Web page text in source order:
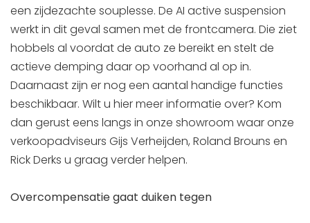
een zijdezachte souplesse. De AI active suspension
werkt in dit geval samen met de frontcamera. Die ziet
hobbels al voordat de auto ze bereikt en stelt de
actieve demping daar op voorhand al op in.
Daarnaast zijn er nog een aantal handige functies
beschikbaar. Wilt u hier meer informatie over? Kom
dan gerust eens langs in onze showroom waar onze
verkoopadviseurs Gijs Verheijden, Roland Brouns en
Rick Derks u graag verder helpen.
Overcompensatie gaat duiken tegen